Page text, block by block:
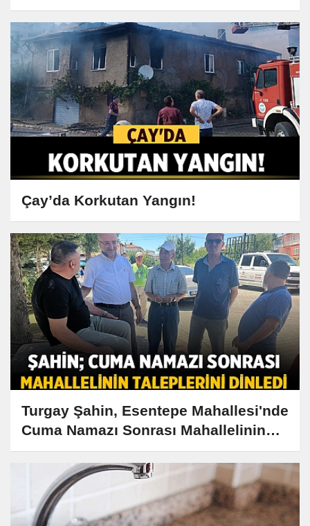
Buluşuyor
Çay’da Korkutan Yangın!
Turgay Şahin, Esentepe Mahallesi'nde
Cuma Namazı Sonrası Mahallelinin
Taleplerini Dinledi